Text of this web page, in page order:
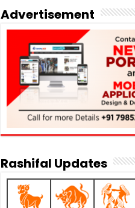
Advertisement
Rashifal Updates